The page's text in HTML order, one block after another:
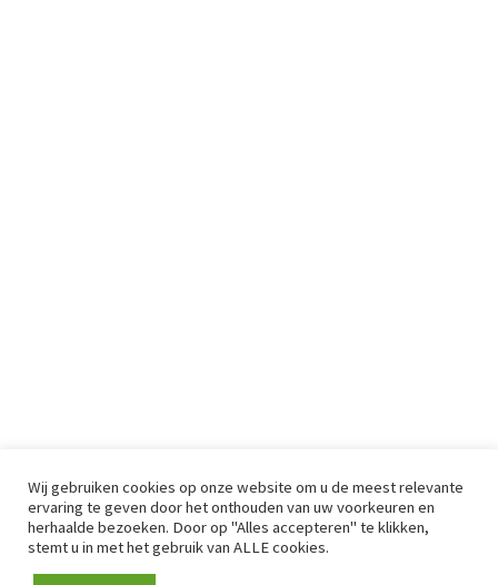
Wij gebruiken cookies op onze website om u de meest relevante
ervaring te geven door het onthouden van uw voorkeuren en
herhaalde bezoeken. Door op "Alles accepteren" te klikken,
stemt u in met het gebruik van ALLE cookies.